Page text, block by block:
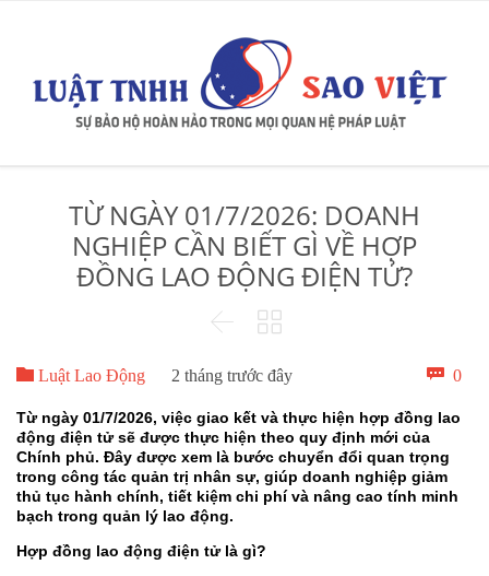
TỪ NGÀY 01/7/2026: DOANH
NGHIỆP CẦN BIẾT GÌ VỀ HỢP
ĐỒNG LAO ĐỘNG ĐIỆN TỬ?
 
 Luật Lao Động 2 tháng trước đây  0
Từ ngày 01/7/2026, việc giao kết và thực hiện hợp đồng lao
động điện tử sẽ được thực hiện theo quy định mới của
Chính phủ. Đây được xem là bước chuyển đổi quan trọng
trong công tác quản trị nhân sự, giúp doanh nghiệp giảm
thủ tục hành chính, tiết kiệm chi phí và nâng cao tính minh
bạch trong quản lý lao động.
Hợp đồng lao động điện tử là gì?